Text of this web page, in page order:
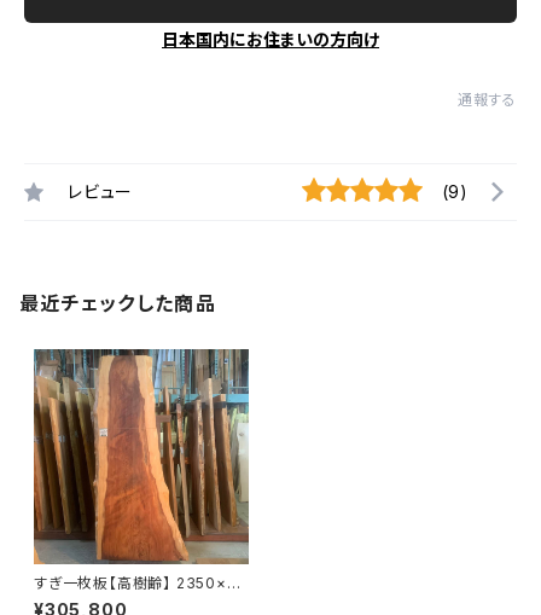
日本国内にお住まいの方向け
通報する
レビュー (9)
最近チェックした商品
すぎ一枚板【高樹齢】 2350×50
0~1030×48㎜【植物油オイル
¥305,800